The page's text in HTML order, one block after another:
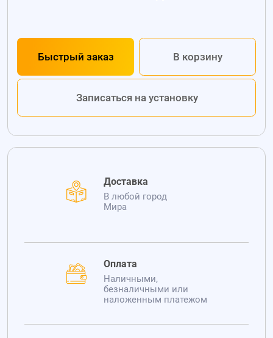
Быстрый заказ В корзину
Записаться на установку
Доставка
В любой город
Мира
Оплата
Наличными,
безналичными или
наложенным платежом